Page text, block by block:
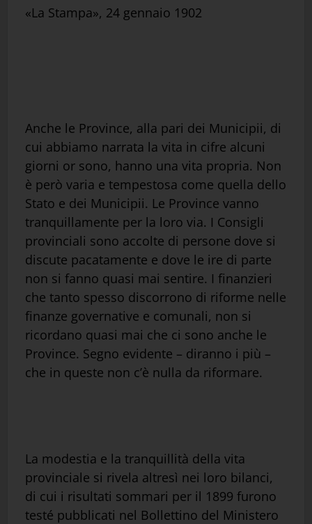
«La Stampa», 24 gennaio 1902
Anche le Province, alla pari dei Municipii, di
cui abbiamo narrata la vita in cifre alcuni
giorni or sono, hanno una vita propria. Non
è però varia e tempestosa come quella dello
Stato e dei Municipii. Le Province vanno
tranquillamente per la loro via. I Consigli
provinciali sono accolte di persone dove si
discute pacatamente e dove le ire di parte
non si fanno quasi mai sentire. I finanzieri
che tanto spesso discorrono di riforme nelle
finanze governative e comunali, non si
ricordano quasi mai che ci sono anche le
Province. Segno evidente – diranno i più –
che in queste non c’è nulla da riformare.
La modestia e la tranquillità della vita
provinciale si rivela altresì nei loro bilanci,
di cui i risultati sommari per il 1899 furono
testé pubblicati nel Bollettino del Ministero